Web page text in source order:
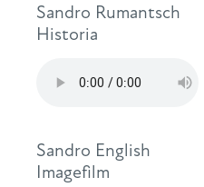
Sandro Rumantsch
Historia
Sandro English
Imagefilm